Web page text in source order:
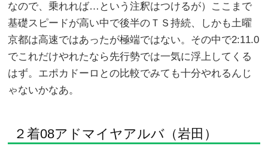
なので、乗れれば…という注釈はつけるが）ここまで
基礎スピードが高い中で後半のＴＳ持続、しかも土曜
京都は高速ではあったが極端ではない。その中で2:11.0
でこれだけやれたなら先行勢では一気に浮上してくる
はず。エポカドーロとの比較でみても十分やれるんじ
ゃないかなあ。
２着08アドマイヤアルバ（岩田）